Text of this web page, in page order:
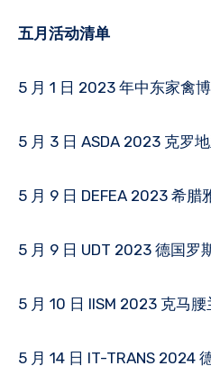
五月活动清单
5 月 1 日 2023 年中东家禽
5 月 3 日 ASDA 2023 克罗
5 月 9 日 DEFEA 2023 希腊
5 月 9 日 UDT 2023 德国罗
5 月 10 日 IISM 2023 克马腰
5 月 14 日 IT-TRANS 2024